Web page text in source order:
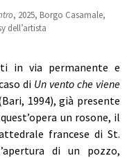
, 2025, Borgo Casamale,
dell’artista
in via permanente e
di Un vento che viene
1994), già presente
un rosone, il
francese di St.
di un pozzo,